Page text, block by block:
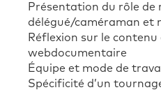
Présentation du rôle
délégué/caméraman et
Réflexion sur le
webdocumentaire
Équipe et mode de
Spécificité d’un